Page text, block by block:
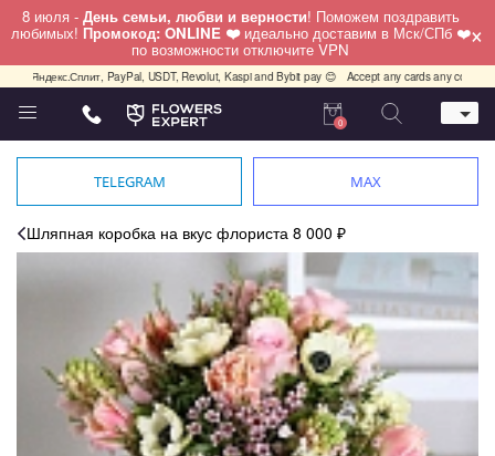
8 июля - День семьи, любви и верности! Поможем поздравить
любимых! Промокод: ONLINE ❤️ идеально доставим в Мск/СПб ❤️
по возможности отключите VPN ×
PayPal, USDT, Revolut, Kaspi and Bybit pay 😊 Accept any cards any country,
Телефон
+7 (812) 425 36 05
Санкт-Петербург,
работаем круглосуточно
0
TELEGRAM MAX
Шляпная коробка на вкус флориста 8 000 ₽